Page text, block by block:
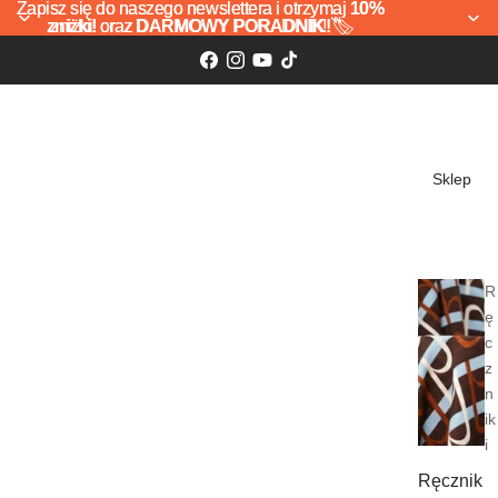
Zapisz się do naszego newslettera i otrzymaj 10%
zniżki! oraz DARMOWY PORADNIK!🏷️
Zapisz się do naszego newslettera i otrzymaj 10%
zniżki! oraz DARMOWY PORADNIK! 🏷️
Sklep
R
ę
c
z
n
ik
i
Ręcznik